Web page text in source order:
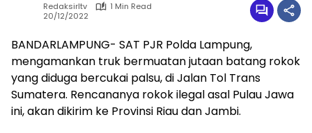
Redaksirltv
1 Min Read
20/12/2022
BANDARLAMPUNG- SAT PJR Polda Lampung,
mengamankan truk bermuatan jutaan batang rokok
yang diduga bercukai palsu, di Jalan Tol Trans
Sumatera. Rencananya rokok ilegal asal Pulau Jawa
ini, akan dikirim ke Provinsi Riau dan Jambi.